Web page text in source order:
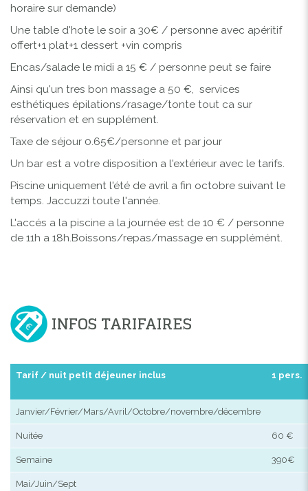
horaire sur demande)
Une table d'hote le soir a 30€ / personne avec apéritif
offert+1 plat+1 dessert +vin compris
Encas/salade le midi a 15 € / personne peut se faire
Ainsi qu'un tres bon massage a 50 €, services
esthétiques épilations/rasage/tonte tout ca sur
réservation et en supplément.
Taxe de séjour 0.65€/personne et par jour
Un bar est a votre disposition a l'extérieur avec le tarifs.
Piscine uniquement l'été de avril a fin octobre suivant le
temps. Jaccuzzi toute l'année.
L'accés a la piscine a la journée est de 10 € / personne
de 11h a 18h.Boissons/repas/massage en supplémént.
INFOS TARIFAIRES
Tarif / nuit petit déjeuner inclus 1 pers.
Janvier/Février/Mars/Avril/Octobre/novembre/décembre
Nuitée 60 €
Semaine 390€
Mai/Juin/Sept